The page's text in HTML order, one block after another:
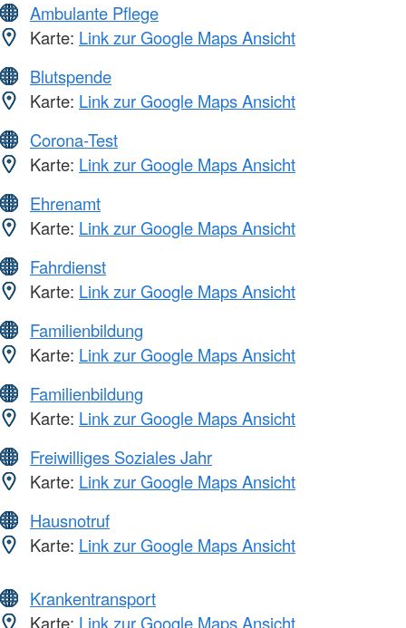
Ambulante Pflege
Karte: Link zur Google Maps Ansicht
Blutspende
Karte: Link zur Google Maps Ansicht
Corona-Test
Karte: Link zur Google Maps Ansicht
Ehrenamt
Karte: Link zur Google Maps Ansicht
Fahrdienst
Karte: Link zur Google Maps Ansicht
Familienbildung
Karte: Link zur Google Maps Ansicht
Familienbildung
Karte: Link zur Google Maps Ansicht
Freiwilliges Soziales Jahr
Karte: Link zur Google Maps Ansicht
Hausnotruf
Karte: Link zur Google Maps Ansicht
Krankentransport
Karte: Link zur Google Maps Ansicht